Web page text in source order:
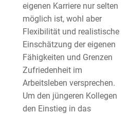
eigenen Karriere nur selten
möglich ist, wohl aber
Flexibilität und realistische
Einschätzung der eigenen
Fähigkeiten und Grenzen
Zufriedenheit im
Arbeitsleben versprechen.
Um den jüngeren Kollegen
den Einstieg in das